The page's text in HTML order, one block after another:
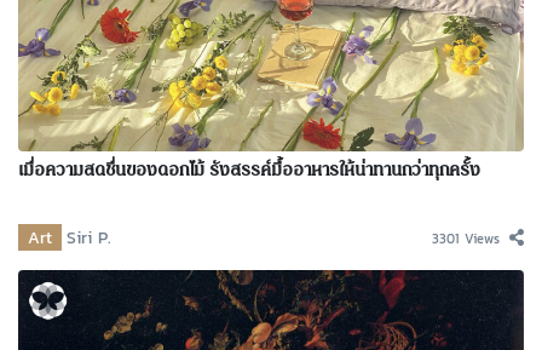
เมื่อความสดชื่นของดอกไม้ รังสรรค์มื้ออาหารให้น่าทานกว่าทุกครั้ง
Art Siri P. 3301 Views